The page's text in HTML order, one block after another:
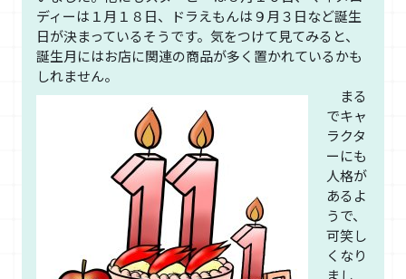
ディーは１月１８日、ドラえもんは９月３日など誕生
日が決まっているそうです。気をつけて見てみると、
誕生月にはお店に関連の商品が多く置かれているかも
しれません。
まる
でキャ
ラクタ
ーにも
人格が
あるよ
うで、
可笑し
くなり
まし